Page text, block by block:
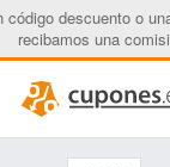
código descuento o
recibamos una